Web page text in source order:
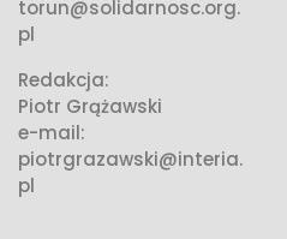
torun@solidarnosc.org.
pl
Redakcja:
Piotr Grążawski
e-mail:
piotrgrazawski@interia.
pl